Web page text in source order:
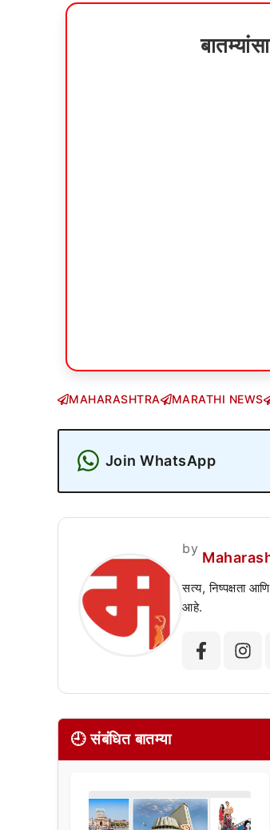
MAHARASHTRA MARATHI NEWS
Join WhatsApp
by
सत्य, निष्पक्षता
आहे.
🕘 संबंधित बातम्या